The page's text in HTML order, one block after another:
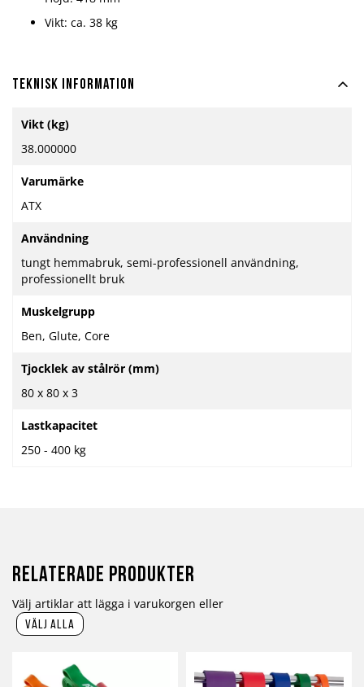
Vikt: ca. 38 kg
Teknisk information
information
Vikt (kg)
38.000000
Varumärke
ATX
Användning
tungt hemmabruk, semi-professionell användning,
professionellt bruk
Muskelgrupp
Ben, Glute, Core
Tjocklek av stålrör (mm)
80 x 80 x 3
Lastkapacitet
250 - 400 kg
Relaterade produkter
Välj artiklar att lägga i varukorgen eller
välj alla